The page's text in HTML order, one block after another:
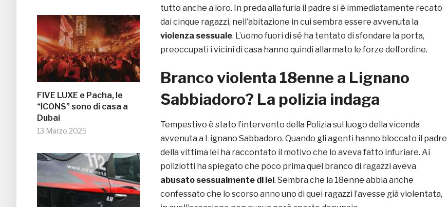
FIVE LUXE e Pacha, le
“ICONS” sono di casa a
Dubai
13 Marzo 2025
tutto anche a loro. In preda alla furia il padre si è immediatamente recato
dai cinque ragazzi, nell’abitazione in cui sembra essere avvenuta la
violenza sessuale. L’uomo fuori di sé ha tentato di sfondare la porta,
preoccupati i vicini di casa hanno quindi allarmato le forze dell’ordine.
Branco violenta 18enne a Lignano
Sabbiadoro? La polizia indaga
Tempestivo è stato l’intervento della Polizia sul luogo della vicenda
avvenuta a Lignano Sabbadoro. Quando gli agenti hanno bloccato il padre
della vittima lei ha raccontato il motivo che lo aveva fatto infuriare. Ai
poliziotti ha spiegato che poco prima quel branco di ragazzi aveva
abusato sessualmente di lei. Sembra che la 18enne abbia anche
confessato che lo scorso anno uno di quei ragazzi l’avesse già violentata,